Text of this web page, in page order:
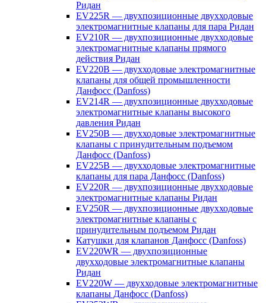
Ридан
EV225R — двухпозиционные двухходовые
электромагнитные клапаны для пара Ридан
EV210R — двухпозиционные двухходовые
электромагнитные клапаны прямого
действия Ридан
EV220B — двухходовые электромагнитные
клапаны для общей промышленности
Данфосс (Danfoss)
EV214R — двухпозиционные двухходовые
электромагнитные клапаны высокого
давления Ридан
EV250B — двухходовые электромагнитные
клапаны с принудительным подъемом
Данфосс (Danfoss)
EV225B — двухходовые электромагнитные
клапаны для пара Данфосс (Danfoss)
EV220R — двухпозиционные двухходовые
электромагнитные клапаны Ридан
EV250R — двухпозиционные двухходовые
электромагнитные клапаны с
принудительным подъемом Ридан
Катушки для клапанов Данфосс (Danfoss)
EV220WR — двухпозиционные
двухходовые электромагнитные клапаны
Ридан
EV220W — двухходовые электромагнитные
клапаны Данфосс (Danfoss)